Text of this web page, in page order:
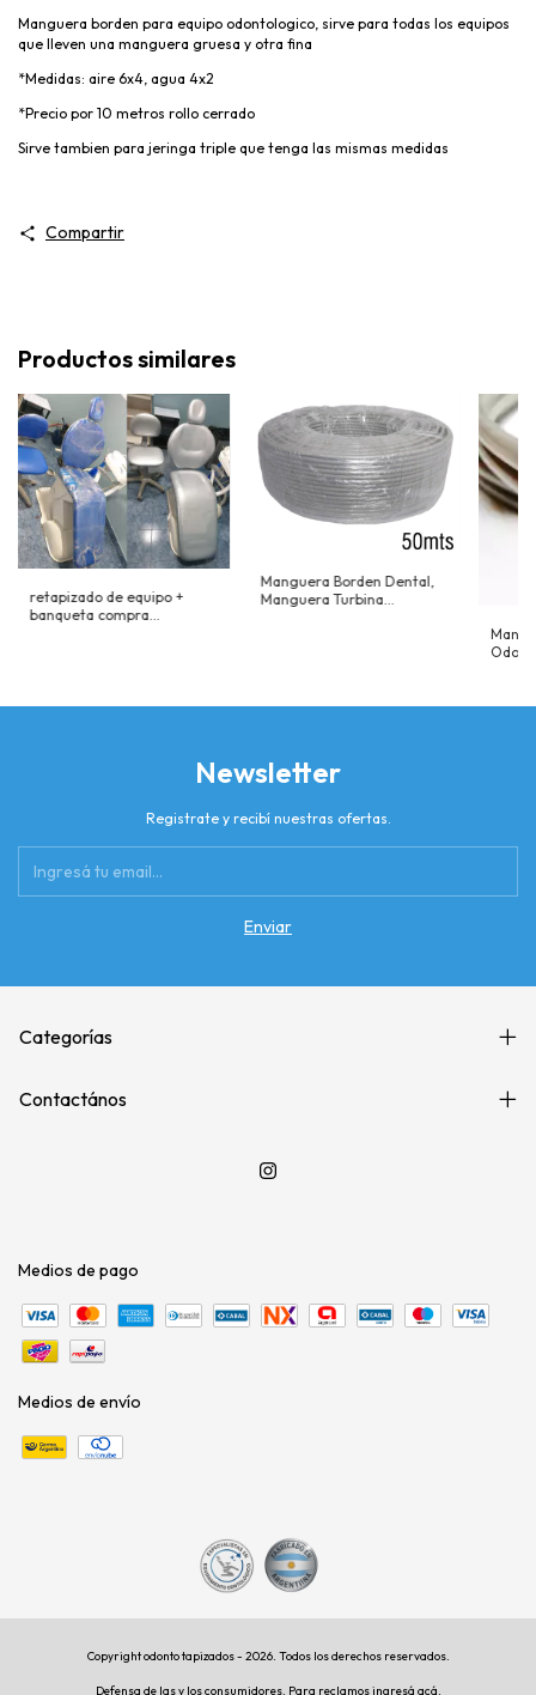
Manguera borden para equipo odontologico, sirve para todas los equipos
que lleven una manguera gruesa y otra fina
*Medidas: aire 6x4, agua 4x2
*Precio por 10 metros rollo cerrado
Sirve tambien para jeringa triple que tenga las mismas medidas
Compartir
Productos similares
retapizado de equipo +
banqueta compra
Manguera Borden Dental,
Manguera Turbina
Newsletter
Registrate y recibí nuestras ofertas.
Categorías
Contactános
Medios de pago
Medios de envío
Copyright odonto tapizados - 2026. Todos los derechos reservados.
Defensa de las y los consumidores. Para reclamosingresá acá.